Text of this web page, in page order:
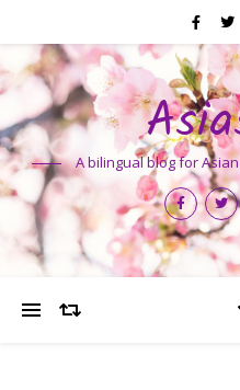
A bilingual blog for